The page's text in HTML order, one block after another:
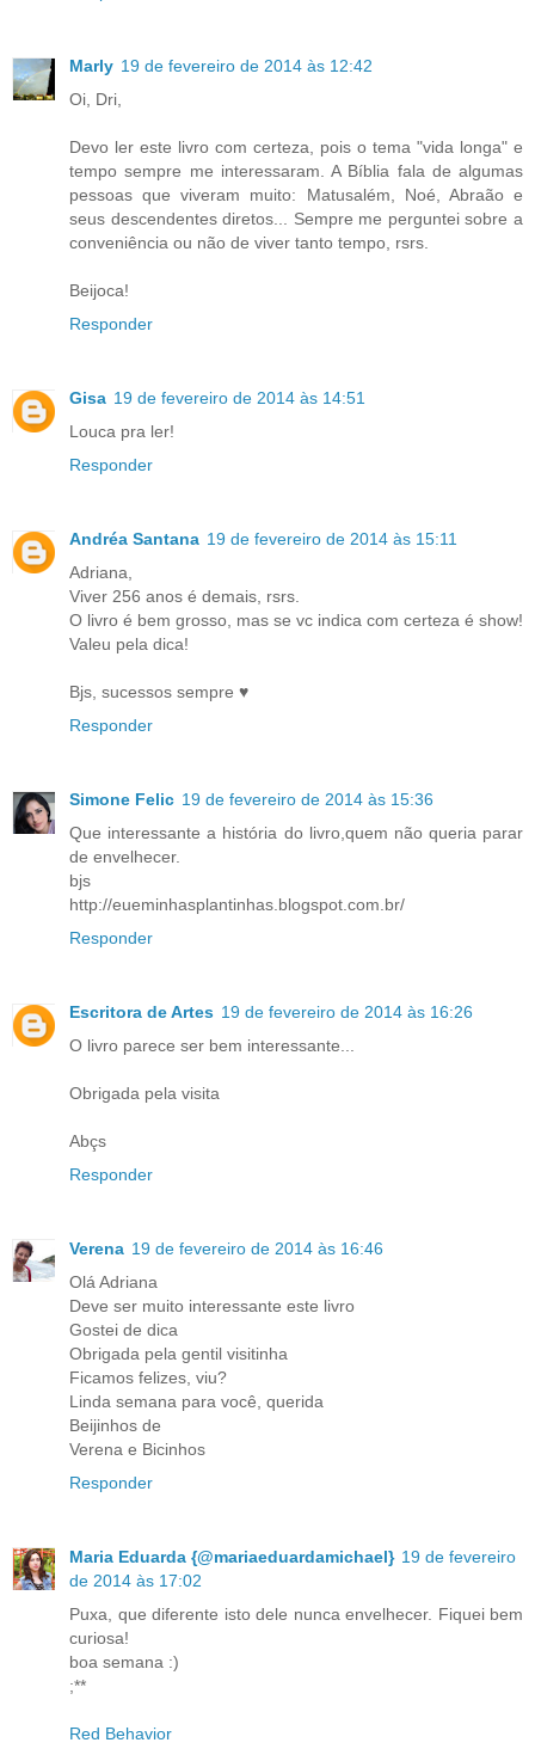
Marly 19 de fevereiro de 2014 às 12:42
Oi, Dri,
Devo ler este livro com certeza, pois o tema "vida longa" e
tempo sempre me interessaram. A Bíblia fala de algumas
pessoas que viveram muito: Matusalém, Noé, Abraão e
seus descendentes diretos... Sempre me perguntei sobre a
conveniência ou não de viver tanto tempo, rsrs.
Beijoca!
Responder
Gisa 19 de fevereiro de 2014 às 14:51
Louca pra ler!
Responder
Andréa Santana 19 de fevereiro de 2014 às 15:11
Adriana,
Viver 256 anos é demais, rsrs.
O livro é bem grosso, mas se vc indica com certeza é show!
Valeu pela dica!
Bjs, sucessos sempre ♥
Responder
Simone Felic 19 de fevereiro de 2014 às 15:36
Que interessante a história do livro,quem não queria parar
de envelhecer.
bjs
http://eueminhasplantinhas.blogspot.com.br/
Responder
Escritora de Artes 19 de fevereiro de 2014 às 16:26
O livro parece ser bem interessante...
Obrigada pela visita
Abçs
Responder
Verena 19 de fevereiro de 2014 às 16:46
Olá Adriana
Deve ser muito interessante este livro
Gostei de dica
Obrigada pela gentil visitinha
Ficamos felizes, viu?
Linda semana para você, querida
Beijinhos de
Verena e Bicinhos
Responder
Maria Eduarda {@mariaeduardamichael} 19 de fevereiro
de 2014 às 17:02
Puxa, que diferente isto dele nunca envelhecer. Fiquei bem
curiosa!
boa semana :)
;**
Red Behavior